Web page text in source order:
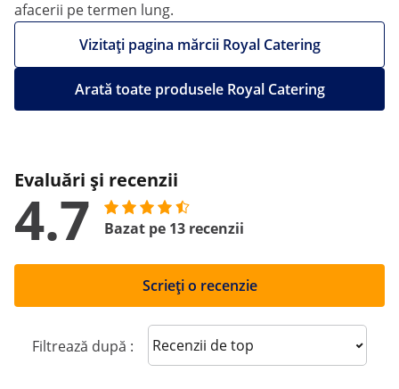
afacerii pe termen lung.
Vizitați pagina mărcii Royal Catering
Arată toate produsele Royal Catering
Evaluări și recenzii
4.7 Bazat pe 13 recenzii
Scrieți o recenzie
Filtrează după : Sort reviews